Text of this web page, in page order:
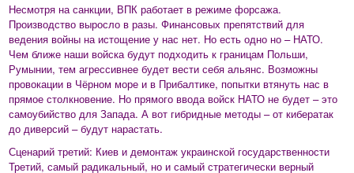
Несмотря на санкции, ВПК работает в режиме форсажа.
Производство выросло в разы. Финансовых препятствий для
ведения войны на истощение у нас нет. Но есть одно но – НАТО.
Чем ближе наши войска будут подходить к границам Польши,
Румынии, тем агрессивнее будет вести себя альянс. Возможны
провокации в Чёрном море и в Прибалтике, попытки втянуть нас в
прямое столкновение. Но прямого ввода войск НАТО не будет – это
самоубийство для Запада. А вот гибридные методы – от кибератак
до диверсий – будут нарастать.
Сценарий третий: Киев и демонтаж украинской государственности
Третий, самый радикальный, но и самый стратегически верный